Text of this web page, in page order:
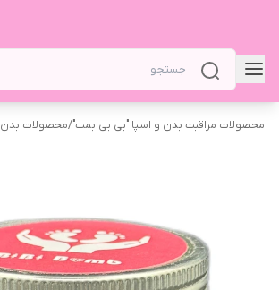
محصولات مراقبت بدن و اسپا "بی بی بمب"/محصولات بدن